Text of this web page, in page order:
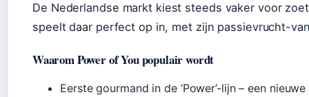
De Nederlandse markt kiest steeds vaker voor
speelt daar perfect op in, met zijn passievrucht-
Waarom Power of You populair wordt
Eerste gourmand in de ‘Power’-lijn – een